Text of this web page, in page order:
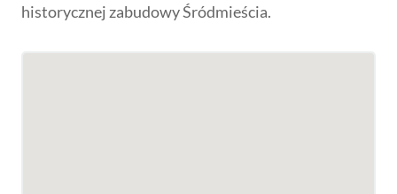
historycznej zabudowy Śródmieścia.